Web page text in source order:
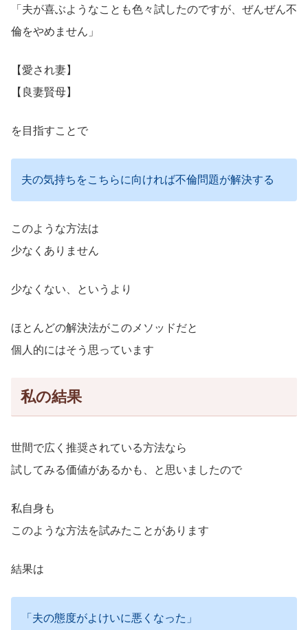
「夫が喜ぶようなことも色々試したのですが、ぜんぜん不
倫をやめません」
【愛され妻】
【良妻賢母】
を目指すことで
夫の気持ちをこちらに向ければ不倫問題が解決する
このような方法は
少なくありません
少なくない、というより
ほとんどの解決法がこのメソッドだと
個人的にはそう思っています
私の結果
世間で広く推奨されている方法なら
試してみる価値があるかも、と思いましたので
私自身も
このような方法を試みたことがあります
結果は
「夫の態度がよけいに悪くなった」